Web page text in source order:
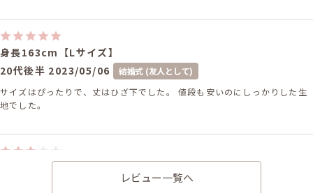
身長163cm【Lサイズ】
20代後半 2023/05/06
結婚式 (友人として)
サイズはぴったりで、丈はひざ下でした。 値段も安いのにしっかりした生
地でした。
身長164cm【Lサイズ】 (バスト：E75)
結婚式 (友人として)
レビュー一覧へ